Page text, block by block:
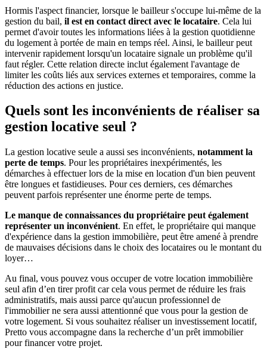
Hormis l'aspect financier, lorsque le bailleur s'occupe lui-même de la
gestion du bail, il est en contact direct avec le locataire. Cela lui
permet d'avoir toutes les informations liées à la gestion quotidienne
du logement à portée de main en temps réel. Ainsi, le bailleur peut
intervenir rapidement lorsqu'un locataire signale un problème qu'il
faut régler. Cette relation directe inclut également l'avantage de
limiter les coûts liés aux services externes et temporaires, comme la
réduction des actions en justice.
Quels sont les inconvénients de réaliser sa
gestion locative seul ?
La gestion locative seule a aussi ses inconvénients, notamment la
perte de temps. Pour les propriétaires inexpérimentés, les
démarches à effectuer lors de la mise en location d'un bien peuvent
être longues et fastidieuses. Pour ces derniers, ces démarches
peuvent parfois représenter une énorme perte de temps.
Le manque de connaissances du propriétaire peut également
représenter un inconvénient. En effet, le propriétaire qui manque
d'expérience dans la gestion immobilière, peut être amené à prendre
de mauvaises décisions dans le choix des locataires ou le montant du
loyer…
Au final, vous pouvez vous occuper de votre location immobilière
seul afin d’en tirer profit car cela vous permet de réduire les frais
administratifs, mais aussi parce qu'aucun professionnel de
l'immobilier ne sera aussi attentionné que vous pour la gestion de
votre logement. Si vous souhaitez réaliser un investissement locatif,
Pretto vous accompagne dans la recherche d’un prêt immobilier
pour financer votre projet.